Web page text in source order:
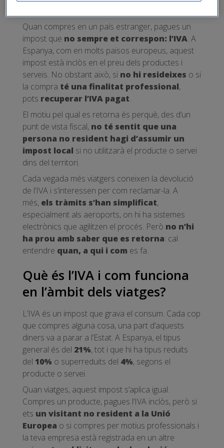
per què es retorna
Quan compres en un país estranger, pagues un
impost que no sempre et correspon: l’IVA. A
Espanya, com en molts països europeus, aquest
impost està inclòs en el preu dels productes i
serveis. No obstant això, si no hi resideixes o si
la compra té una finalitat professional,
pots recuperar l’IVA pagat.
El motiu pel qual es retorna és perquè, des d’un
punt de vista fiscal, no té sentit que una
persona no resident hagi d’assumir un
impost local si no utilitzarà el producte o servei
dins del territori.
Cada vegada més viatgers coneixen la devolució
de l’IVA i s’interessen per com reclamar-la. A
més, els tràmits s’han simplificat,
especialment als aeroports, on hi ha sistemes
electrònics que agilitzen el procés. Però no n’hi
ha prou amb saber que es retorna: cal
entendre quan, a qui i com es fa.
Què és l’IVA i com funciona
en l’àmbit dels viatges?
L’IVA és un impost que grava el consum. Cada cop
que compres alguna cosa, una part d’aquests
diners va a parar a l’Estat. A Espanya, el tipus
general és del 21%, tot i que hi ha tipus reduïts
del 10% o superreduïts del 4%, segons el
producte o servei.
Quan viatges, aquest impost s’aplica igual.
Compres un producte, pagues l’IVA inclòs, però si
ets un visitant no resident a la Unió
Europea o si compres per motius professionals i
la teva empresa està registrada en un altre